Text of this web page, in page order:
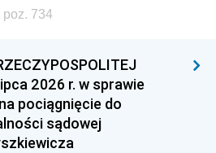
poz. 734
2026 r. w sprawie
pociągnięcie do
sądowej